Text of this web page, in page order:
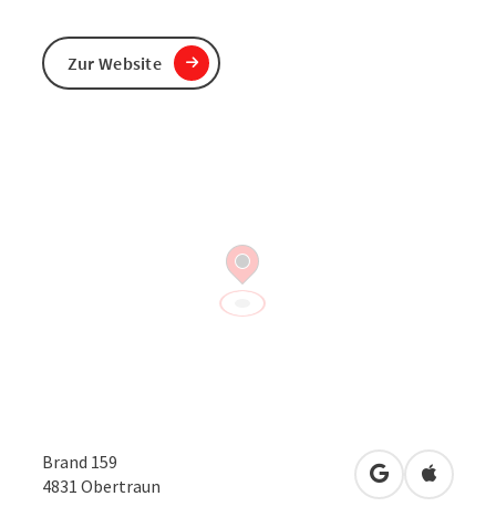
Brand 159
4831 Obertraun in Google
in
Zur Website